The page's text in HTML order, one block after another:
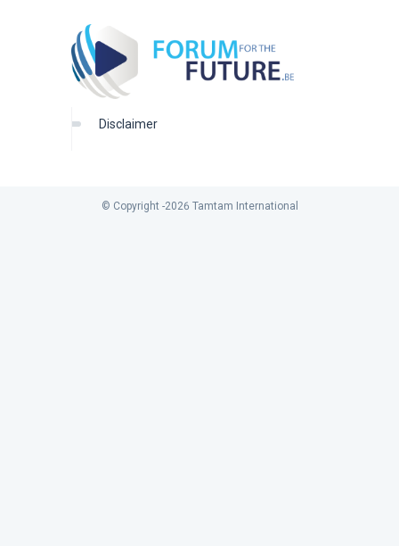
disclaimer
© Copyright -2026 Tamtam International